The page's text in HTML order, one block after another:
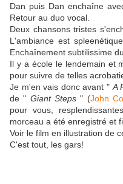
Dan puis Dan enchaîne
Retour au duo vocal.
Deux chansons tristes
L'ambiance est
Enchaînement subtilissime
Il y a école le lendemain et
pour suivre de telles
Je m'en vais donc avant " A
de " Giant Steps" (John
pour vous,
morceau a été enregistré et
Voir le film en illustration de
C'est tout, les gars!